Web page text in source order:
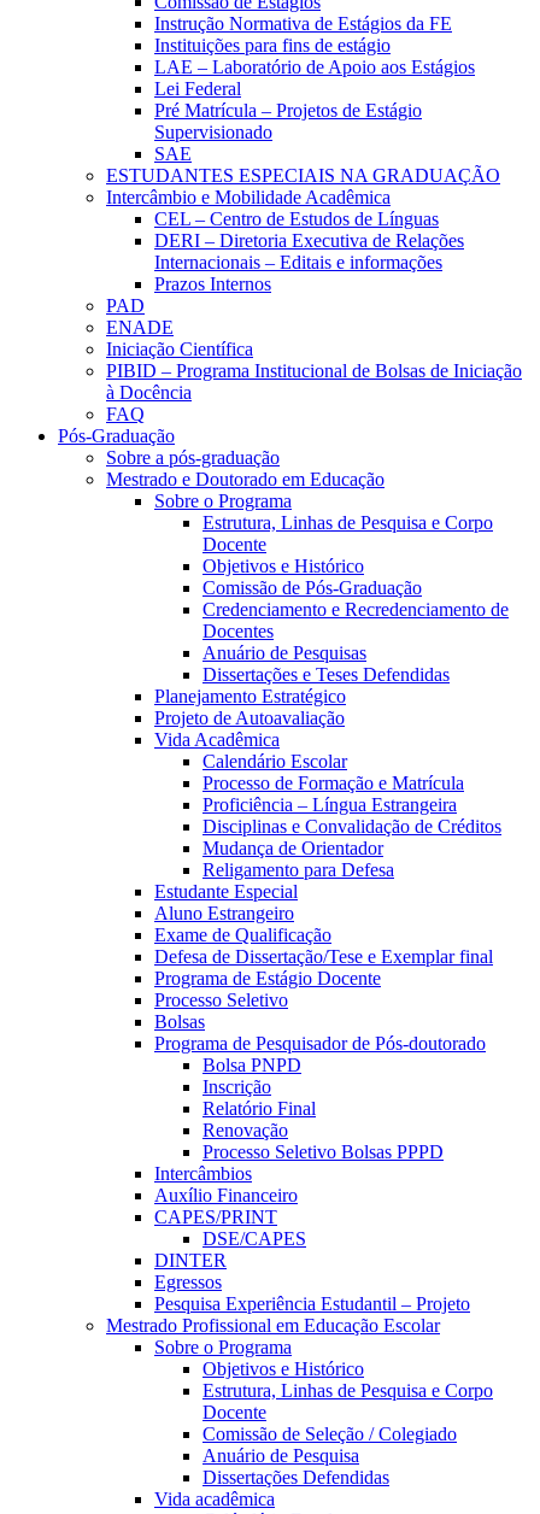
Instrução Normativa de Estágios da FE
Instituições para fins de estágio
LAE – Laboratório de Apoio aos Estágios
Lei Federal
Pré Matrícula – Projetos de Estágio
Supervisionado
SAE
ESTUDANTES ESPECIAIS NA GRADUAÇÃO
Intercâmbio e Mobilidade Acadêmica
CEL – Centro de Estudos de Línguas
DERI – Diretoria Executiva de Relações
Internacionais – Editais e informações
Prazos Internos
PAD
ENADE
Iniciação Científica
PIBID – Programa Institucional de Bolsas de Iniciação
à Docência
FAQ
Pós-Graduação
Sobre a pós-graduação
Mestrado e Doutorado em Educação
Sobre o Programa
Estrutura, Linhas de Pesquisa e Corpo
Docente
Objetivos e Histórico
Comissão de Pós-Graduação
Credenciamento e Recredenciamento de
Docentes
Anuário de Pesquisas
Dissertações e Teses Defendidas
Planejamento Estratégico
Projeto de Autoavaliação
Vida Acadêmica
Calendário Escolar
Processo de Formação e Matrícula
Proficiência – Língua Estrangeira
Disciplinas e Convalidação de Créditos
Mudança de Orientador
Religamento para Defesa
Estudante Especial
Aluno Estrangeiro
Exame de Qualificação
Defesa de Dissertação/Tese e Exemplar final
Programa de Estágio Docente
Processo Seletivo
Bolsas
Programa de Pesquisador de Pós-doutorado
Bolsa PNPD
Inscrição
Relatório Final
Renovação
Processo Seletivo Bolsas PPPD
Intercâmbios
Auxílio Financeiro
CAPES/PRINT
DSE/CAPES
DINTER
Egressos
Pesquisa Experiência Estudantil – Projeto
Mestrado Profissional em Educação Escolar
Sobre o Programa
Objetivos e Histórico
Estrutura, Linhas de Pesquisa e Corpo
Docente
Comissão de Seleção / Colegiado
Anuário de Pesquisa
Dissertações Defendidas
Vida acadêmica